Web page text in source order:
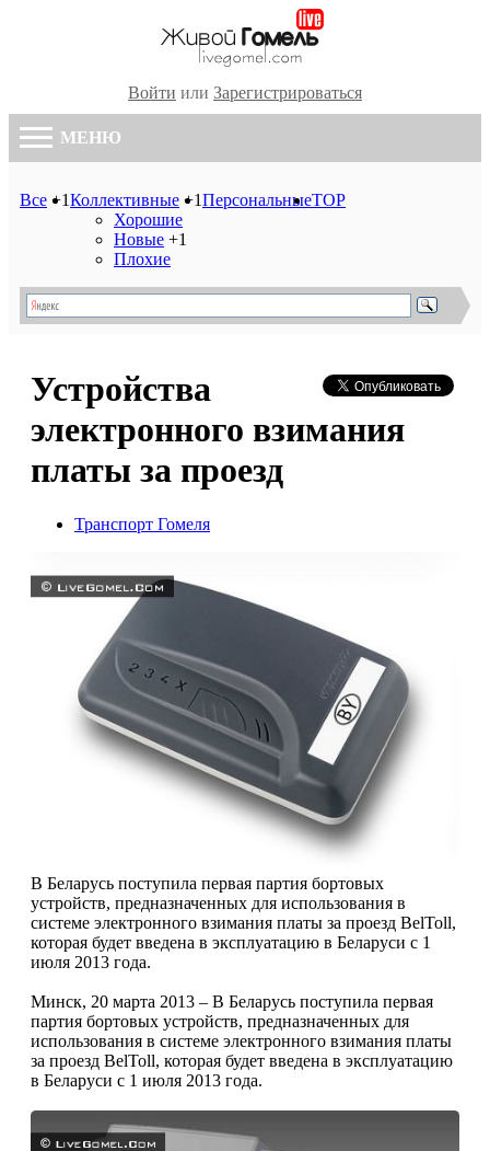
Войти или Зарегистрироваться
МЕНЮ
Все +1Коллективные +1
Хорошие
Новые +1
Плохие
ПерсональныеTOP
Устройства
электронного взимания
платы за проезд
Транспорт Гомеля
В Беларусь поступила первая партия бортовых
устройств, предназначенных для использования в
системе электронного взимания платы за проезд BelToll,
которая будет введена в эксплуатацию в Беларуси с 1
июля 2013 года.
Минск, 20 марта 2013 – В Беларусь поступила первая
партия бортовых устройств, предназначенных для
использования в системе электронного взимания платы
за проезд BelToll, которая будет введена в эксплуатацию
в Беларуси с 1 июля 2013 года.